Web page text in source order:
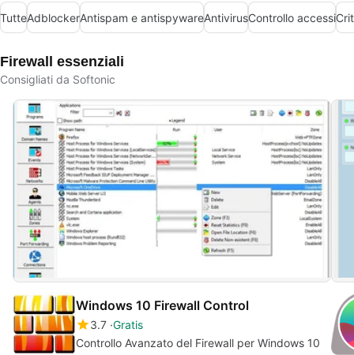
TutteAdblockerAntispam e antispywareAntivirusControllo accessi
Firewall essenziali
Consigliati da Softonic
Windows 10 Firewall Control
3.7 Gratis
Controllo Avanzato del Firewall per Windows 10